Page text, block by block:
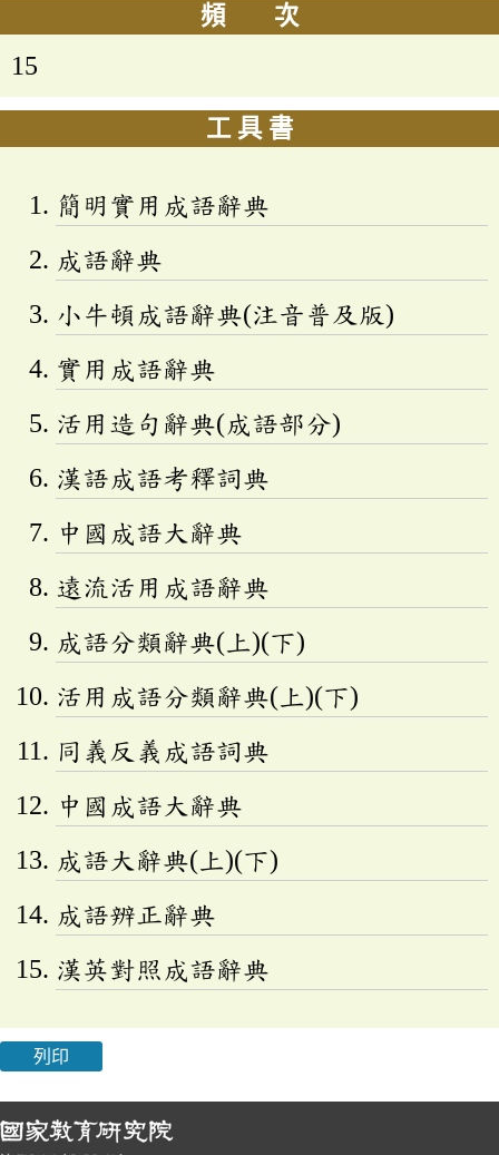
頻 次
15
工 具 書
簡明實用成語辭典
成語辭典
小牛頓成語辭典(注音普及版)
實用成語辭典
活用造句辭典(成語部分)
漢語成語考釋詞典
中國成語大辭典
遠流活用成語辭典
成語分類辭典(上)(下)
活用成語分類辭典(上)(下)
同義反義成語詞典
中國成語大辭典
成語大辭典(上)(下)
成語辨正辭典
漢英對照成語辭典
列印